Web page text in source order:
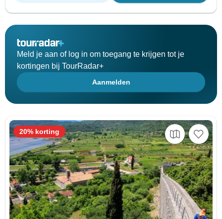
Meld je aan of log in om toegang te krijgen tot je
kortingen bij TourRadar+
Aanmelden
20% korting